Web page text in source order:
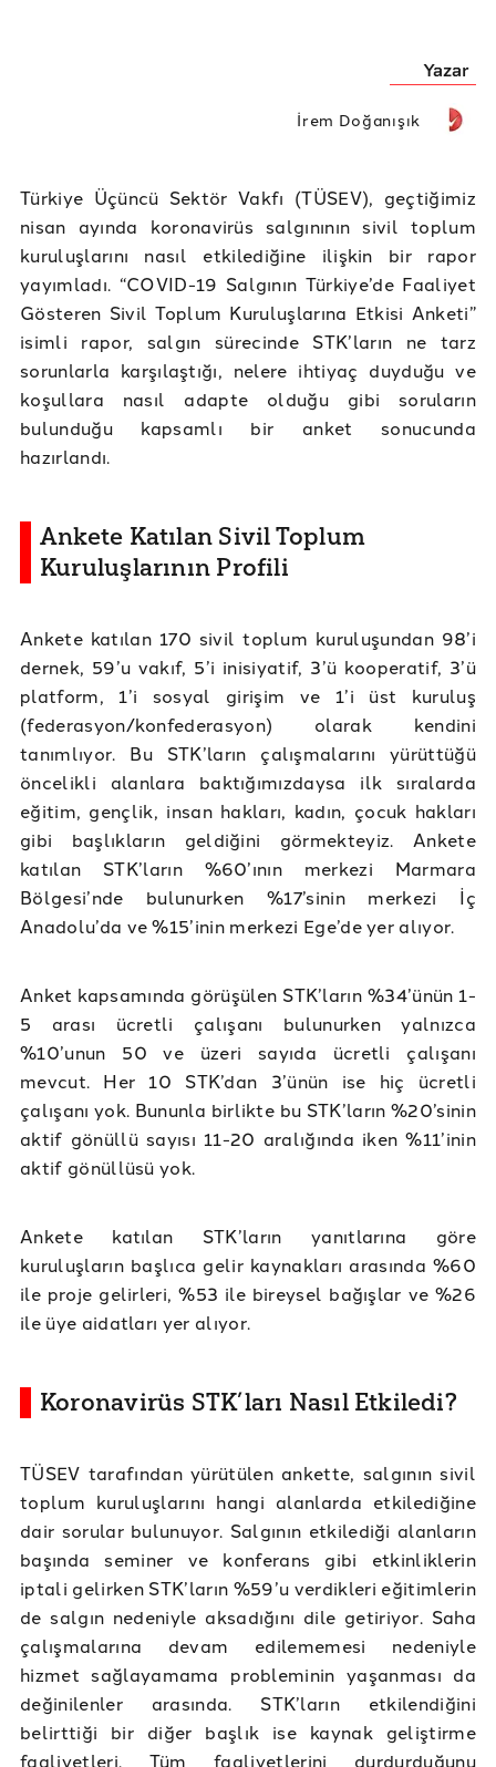
Yazar
İrem Doğanışık
Türkiye Üçüncü Sektör Vakfı (TÜSEV), geçtiğimiz
nisan ayında koronavirüs salgınının sivil toplum
kuruluşlarını nasıl etkilediğine ilişkin bir rapor
yayımladı. “COVID-19 Salgının Türkiye’de Faaliyet
Gösteren Sivil Toplum Kuruluşlarına Etkisi Anketi”
isimli rapor, salgın sürecinde STK’ların ne tarz
sorunlarla karşılaştığı, nelere ihtiyaç duyduğu ve
koşullara nasıl adapte olduğu gibi soruların
bulunduğu kapsamlı bir anket sonucunda
hazırlandı.
Ankete Katılan Sivil Toplum
Kuruluşlarının Profili
Ankete katılan 170 sivil toplum kuruluşundan 98’i
dernek, 59’u vakıf, 5’i inisiyatif, 3’ü kooperatif, 3’ü
platform, 1’i sosyal girişim ve 1’i üst kuruluş
(federasyon/konfederasyon) olarak kendini
tanımlıyor. Bu STK’ların çalışmalarını yürüttüğü
öncelikli alanlara baktığımızdaysa ilk sıralarda
eğitim, gençlik, insan hakları, kadın, çocuk hakları
gibi başlıkların geldiğini görmekteyiz. Ankete
katılan STK’ların %60’ının merkezi Marmara
Bölgesi’nde bulunurken %17’sinin merkezi İç
Anadolu’da ve %15’inin merkezi Ege’de yer alıyor.
Anket kapsamında görüşülen STK’ların %34’ünün 1-
5 arası ücretli çalışanı bulunurken yalnızca
%10’unun 50 ve üzeri sayıda ücretli çalışanı
mevcut. Her 10 STK’dan 3’ünün ise hiç ücretli
çalışanı yok. Bununla birlikte bu STK’ların %20’sinin
aktif gönüllü sayısı 11-20 aralığında iken %11’inin
aktif gönüllüsü yok.
Ankete katılan STK’ların yanıtlarına göre
kuruluşların başlıca gelir kaynakları arasında %60
ile proje gelirleri, %53 ile bireysel bağışlar ve %26
ile üye aidatları yer alıyor.
Koronavirüs STK’ları Nasıl Etkiledi?
TÜSEV tarafından yürütülen ankette, salgının sivil
toplum kuruluşlarını hangi alanlarda etkilediğine
dair sorular bulunuyor. Salgının etkilediği alanların
başında seminer ve konferans gibi etkinliklerin
iptali gelirken STK’ların %59’u verdikleri eğitimlerin
de salgın nedeniyle aksadığını dile getiriyor. Saha
çalışmalarına devam edilememesi nedeniyle
hizmet sağlayamama probleminin yaşanması da
değinilenler arasında. STK’ların etkilendiğini
belirttiği bir diğer başlık ise kaynak geliştirme
faaliyetleri. Tüm faaliyetlerini durdurduğunu